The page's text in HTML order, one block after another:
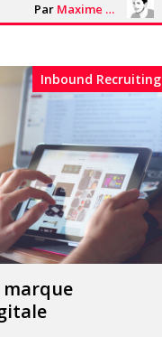
Par Maxime Bontemps
Inbound Recruiting